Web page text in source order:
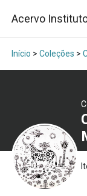
Acervo
Início > Coleções >